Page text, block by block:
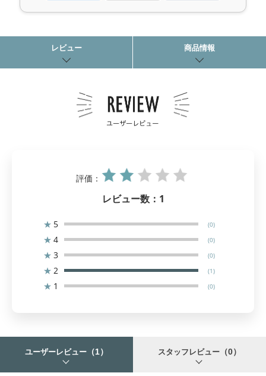
レビュー 商品情報
評価：
レビュー数： 1
★ 5 (0)
★ 4 (0)
★ 3 (0)
★ 2 (1)
★ 1 (0)
ユーザーレビュー （1） スタッフレビュー （0）